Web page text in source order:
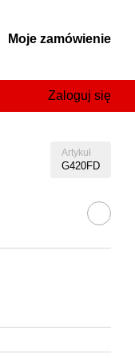
Moje zamówienie
Zaloguj się
Artykuł
G420FD